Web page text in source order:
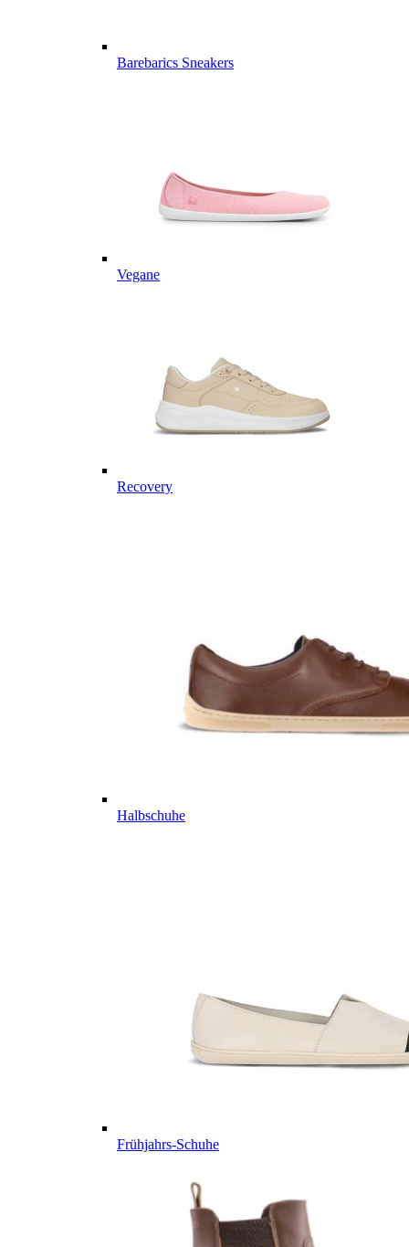
Barebarics Sneakers
Vegane
Recovery
Halbschuhe
Frühjahrs-Schuhe